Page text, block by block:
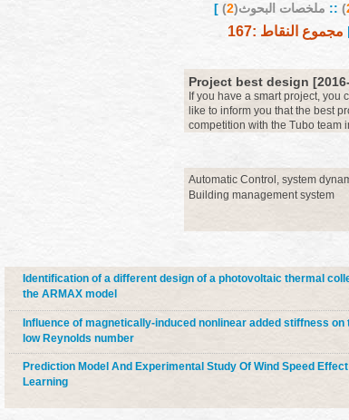
)
:: ملخصات البحوث(2
)
]
مجموع النقاط :167
Project best design
If you have a smart project, you
like to inform you that the best
competition with the Tubo team
Automatic Control, system
Building management system
Identification of a different design of a photovoltaic thermal
the ARMAX model
Influence of magnetically-induced nonlinear added stiffness
low Reynolds number
Prediction Model And Experimental Study Of Wind Speed
Learning